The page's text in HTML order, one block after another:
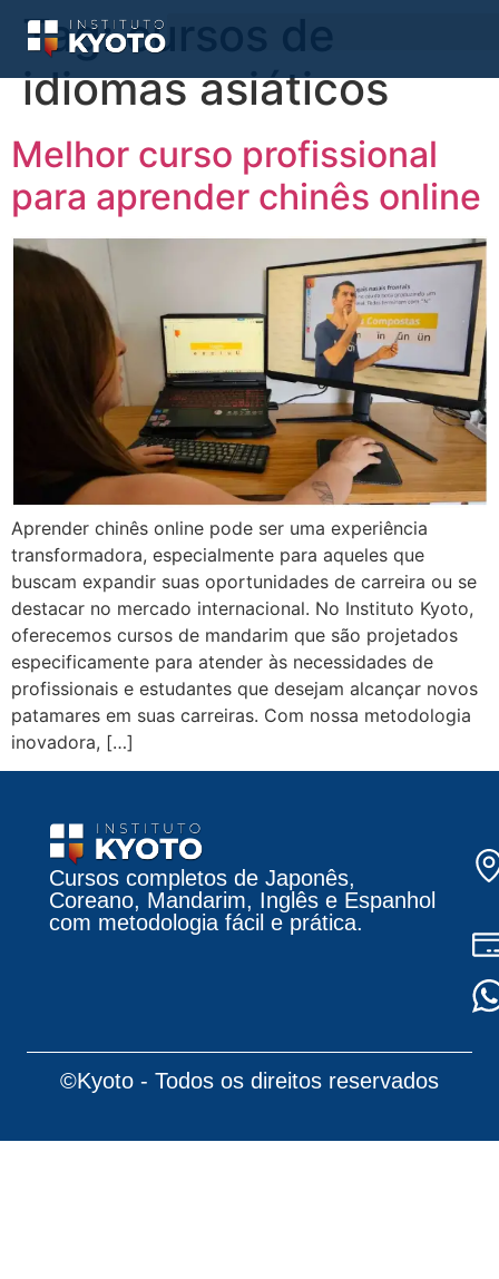
Tag:cursos de
idiomas asiáticos
Melhor curso profissional
para aprender chinês online
Aprender chinês online pode ser uma experiência
transformadora, especialmente para aqueles que
buscam expandir suas oportunidades de carreira ou se
destacar no mercado internacional. No Instituto Kyoto,
oferecemos cursos de mandarim que são projetados
especificamente para atender às necessidades de
profissionais e estudantes que desejam alcançar novos
patamares em suas carreiras. Com nossa metodologia
inovadora, […]
Cursos completos de Japonês,
Coreano, Mandarim, Inglês e Espanhol
com metodologia fácil e prática.
©Kyoto - Todos os direitos reservados